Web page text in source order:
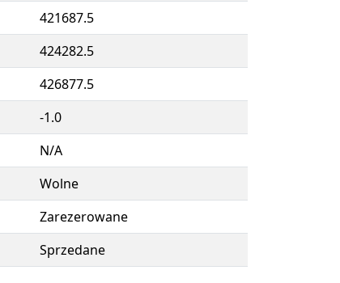
421687.5
424282.5
426877.5
-1.0
N/A
Wolne
Zarezerowane
Sprzedane